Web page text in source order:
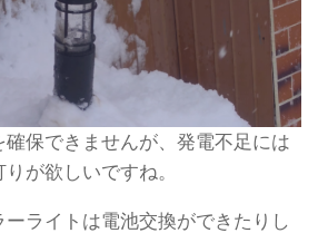
保できませんが、発電不足には
が欲しいですね。
ライトは電池交換ができたりし